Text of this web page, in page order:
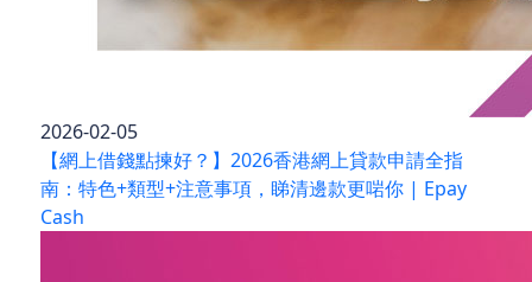
2026-02-05
【網上借錢點揀好？】2026香港網上貸款申請全指
南：特色+類型+注意事項，睇清邊款更啱你 | Epay
Cash